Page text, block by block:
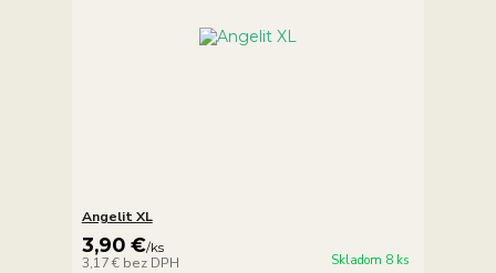
Angelit XL
3,90 €/ks
3,17 € bez DPH Skladom 8 ks